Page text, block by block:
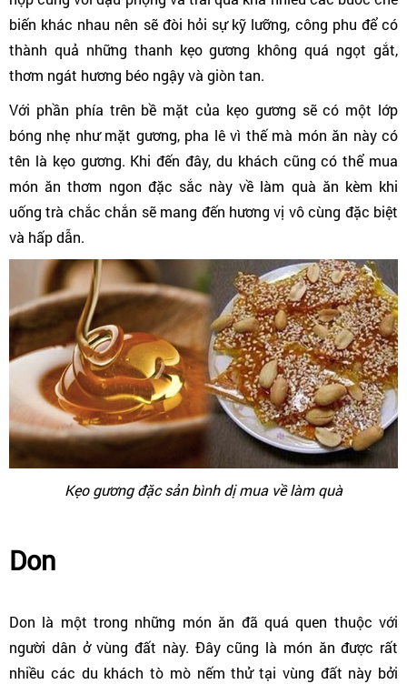
biến khác nhau nên sẽ đòi hỏi sự kỹ lưỡng, công phu để có
thành quả những thanh kẹo gương không quá ngọt gắt,
thơm ngát hương béo ngậy và giòn tan.
Với phần phía trên bề mặt của kẹo gương sẽ có một lớp
bóng nhẹ như mặt gương, pha lê vì thế mà món ăn này có
tên là kẹo gương. Khi đến đây, du khách cũng có thể mua
món ăn thơm ngon đặc sắc này về làm quà ăn kèm khi
uống trà chắc chắn sẽ mang đến hương vị vô cùng đặc biệt
và hấp dẫn.
Kẹo gương đặc sản bình dị mua về làm quà
Don
Don là một trong những món ăn đã quá quen thuộc với
người dân ở vùng đất này. Đây cũng là món ăn được rất
nhiều các du khách tò mò nếm thử tại vùng đất này bởi